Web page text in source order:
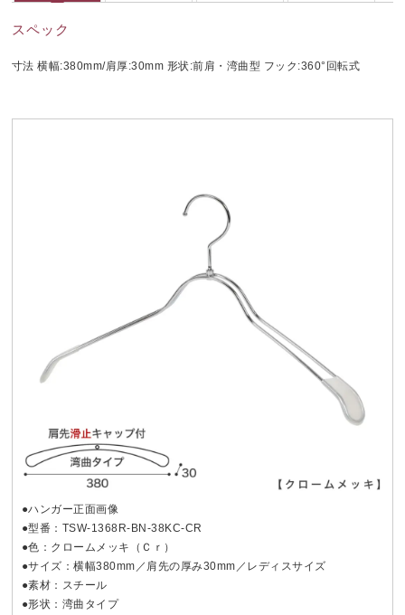
スペック
寸法 横幅:380mm/肩厚:30mm 形状:前肩・湾曲型 フック:360°回転式
●ハンガー正面画像
●型番：TSW-1368R-BN-38KC-CR
●色：クロームメッキ（Ｃｒ）
●サイズ：横幅380mm／肩先の厚み30mm／レディスサイズ
●素材：スチール
●形状：湾曲タイプ